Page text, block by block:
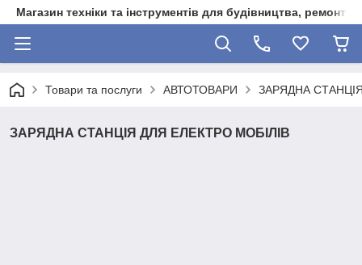
Магазин техніки та інструментів для будівництва, ремонту,
Товари та послуги АВТОТОВАРИ ЗАРЯДНА
ЗАРЯДНА СТАНЦІЯ ДЛЯ ЕЛЕКТРО МОБІЛІВ